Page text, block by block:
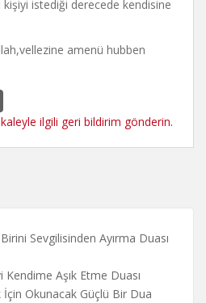
kişiyi istediği derecede kendisine
amenü hubben
ilgili geri bildirim gönderin.
Sevgilisinden Ayırma Duası
Kendime Aşık Etme Duası
Okunacak Güçlü Bir Dua